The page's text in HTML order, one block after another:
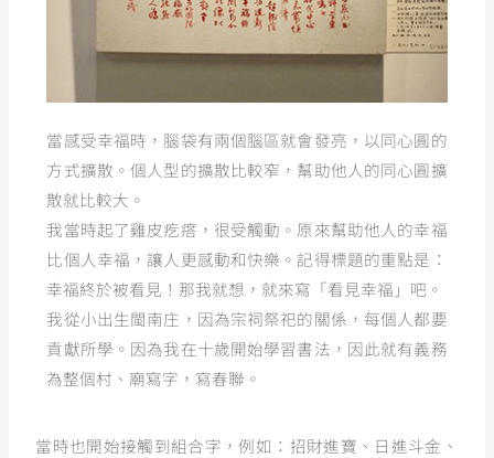
當感受幸福時，腦袋有兩個腦區就會發亮，以同心圓的
方式擴散。個人型的擴散比較窄，幫助他人的同心圓擴
散就比較大。
我當時起了雞皮疙瘩，很受觸動。原來幫助他人的幸福
比個人幸福，讓人更感動和快樂。記得標題的重點是：
幸福終於被看見！那我就想，就來寫「看見幸福」吧。
我從小出生閩南庄，因為宗祠祭祀的關係，每個人都要
貢獻所學。因為我在十歲開始學習書法，因此就有義務
為整個村、廟寫字，寫春聯。
當時也開始接觸到組合字，例如：招財進寶、日進斗金、